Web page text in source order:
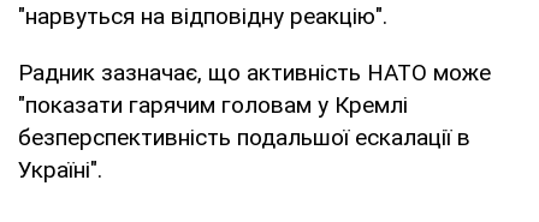
"нарвуться на відповідну реакцію".
Радник зазначає, що активність НАТО може
"показати гарячим головам у Кремлі
безперспективність подальшої ескалації в
Україні".